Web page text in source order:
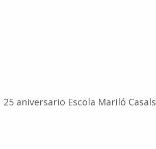
25 aniversario Escola Mariló Casals